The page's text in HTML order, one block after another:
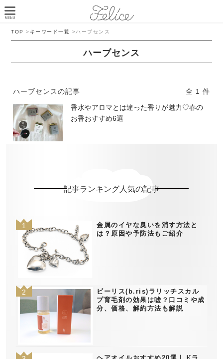
TOP > キーワード一覧 >ハーブセンス
ハーブセンス
ハーブセンスの記事
全 1 件
香水やアロマとは違った香りが魅力♡春の
お香おすすめ6選
記事ランキング人気の記事
金属のイヤな臭いを消す方法と
は？原因や予防法もご紹介
ビーリス(b.ris)ラリッチスカル
プ育毛剤の効果は嘘？口コミや成
分、価格、解約方法も解説